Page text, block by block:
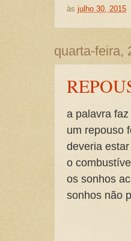
às julho 30, 2015
quarta-feira,
a palavra faz
um repouso
deveria
o
os sonhos
sonhos não